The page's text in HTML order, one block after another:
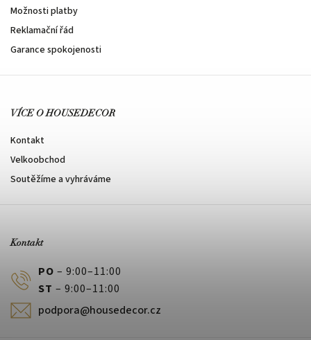
Možnosti platby
Reklamační řád
Garance spokojenosti
VÍCE O HOUSEDECOR
Kontakt
Velkoobchod
Soutěžíme a vyhráváme
Kontakt
PO – 9:00–11:00
ST – 9:00–11:00
podpora@housedecor.cz